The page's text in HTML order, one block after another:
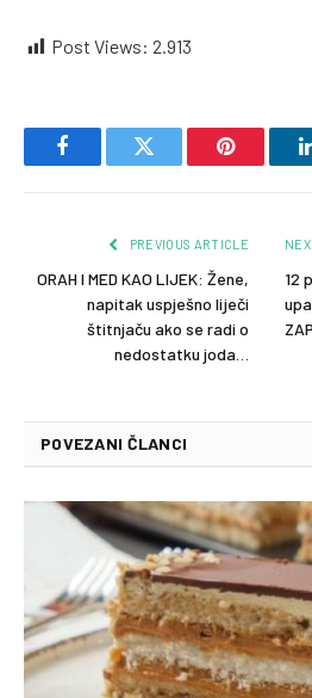
Post Views: 2.913
FacebookTwitter Pinterest
PREVIOUS ARTICLE
ORAH I MED KAO LIJEK: Žene,
napitak uspješno liječi
štitnjaču ako se radi o
nedostatku joda…
12
POVEZANI ČLANCI